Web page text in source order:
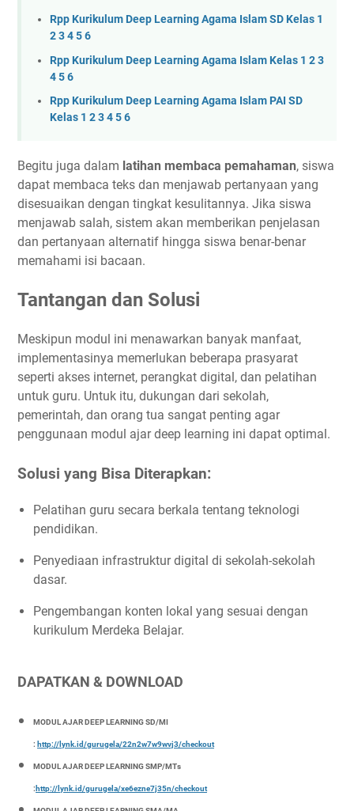
Rpp Kurikulum Deep Learning Agama Islam SD Kelas 1
2 3 4 5 6
Rpp Kurikulum Deep Learning Agama Islam Kelas 1 2 3
4 5 6
Rpp Kurikulum Deep Learning Agama Islam PAI SD
Kelas 1 2 3 4 5 6
Begitu juga dalam latihan membaca pemahaman, siswa
dapat membaca teks dan menjawab pertanyaan yang
disesuaikan dengan tingkat kesulitannya. Jika siswa
menjawab salah, sistem akan memberikan penjelasan
dan pertanyaan alternatif hingga siswa benar-benar
memahami isi bacaan.
Tantangan dan Solusi
Meskipun modul ini menawarkan banyak manfaat,
implementasinya memerlukan beberapa prasyarat
seperti akses internet, perangkat digital, dan pelatihan
untuk guru. Untuk itu, dukungan dari sekolah,
pemerintah, dan orang tua sangat penting agar
penggunaan modul ajar deep learning ini dapat optimal.
Solusi yang Bisa Diterapkan:
Pelatihan guru secara berkala tentang teknologi
pendidikan.
Penyediaan infrastruktur digital di sekolah-sekolah
dasar.
Pengembangan konten lokal yang sesuai dengan
kurikulum Merdeka Belajar.
DAPATKAN & DOWNLOAD
MODUL AJAR DEEP LEARNING SD/MI
: http://lynk.id/gurugela/22n2w7w9wvj3/checkout
MODUL AJAR DEEP LEARNING SMP/MTs
: http://lynk.id/gurugela/xe6ezne7j35n/checkout